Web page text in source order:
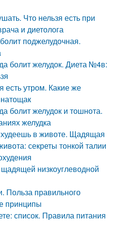
Что нельзя есть при
и диетолога
поджелудочная.
болит желудок. Диета №4в:
есть утром. Какие же
болит желудок и тошнота.
желудка
худеешь в животе. Щадящая
секреты тонкой талии
низкоуглеводной
Польза правильного
принципы
список. Правила питания